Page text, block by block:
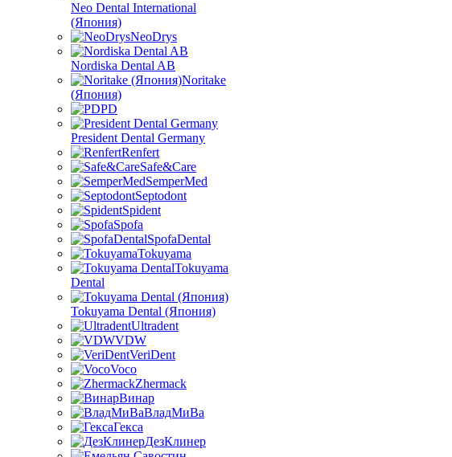
Neo Dental International
(Япония)
NeoDrys
Nordiska Dental AB
Noritake
(Япония)
PD
President Dental Germany
Renfert
Safe&Care
SemperMed
Septodont
Spident
Spofa
SpofaDental
Tokuyama
Tokuyama
Dental
Tokuyama Dental (Япония)
Ultradent
VDW
VeriDent
Voco
Zhermack
Винар
ВладМиВа
Гекса
ДезКлинер